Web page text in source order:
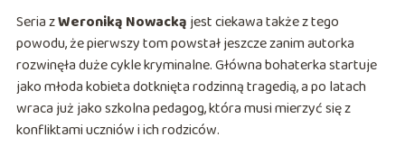
Seria zWeroniką Nowackąjest ciekawa także z tego
powodu, że pierwszy tom powstał jeszcze zanim autorka
rozwinęła duże cykle kryminalne. Główna bohaterka startuje
jako młoda kobieta dotknięta rodzinną tragedią, a po latach
wraca już jako szkolna pedagog, która musi mierzyć się z
konfliktami uczniów i ich rodziców.